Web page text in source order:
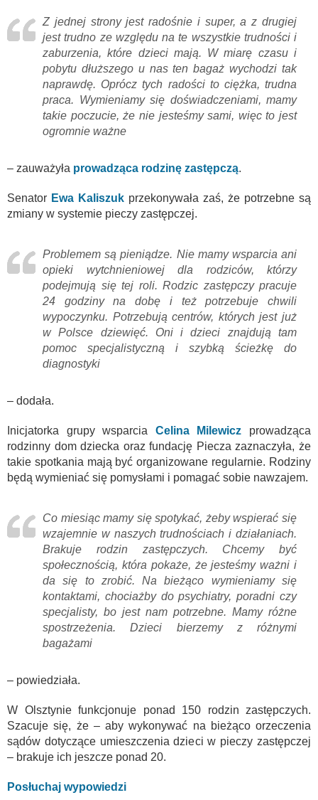
Z jednej strony jest radośnie i super, a z drugiej
jest trudno ze względu na te wszystkie trudności i
zaburzenia, które dzieci mają. W miarę czasu i
pobytu dłuższego u nas ten bagaż wychodzi tak
naprawdę. Oprócz tych radości to ciężka, trudna
praca. Wymieniamy się doświadczeniami, mamy
takie poczucie, że nie jesteśmy sami, więc to jest
ogromnie ważne
– zauważyła prowadząca rodzinę zastępczą.
Senator Ewa Kaliszuk przekonywała zaś, że potrzebne są
zmiany w systemie pieczy zastępczej.
Problemem są pieniądze. Nie mamy wsparcia ani
opieki wytchnieniowej dla rodziców, którzy
podejmują się tej roli. Rodzic zastępczy pracuje
24 godziny na dobę i też potrzebuje chwili
wypoczynku. Potrzebują centrów, których jest już
w Polsce dziewięć. Oni i dzieci znajdują tam
pomoc specjalistyczną i szybką ścieżkę do
diagnostyki
– dodała.
Inicjatorka grupy wsparcia Celina Milewicz prowadząca
rodzinny dom dziecka oraz fundację Piecza zaznaczyła, że
takie spotkania mają być organizowane regularnie. Rodziny
będą wymieniać się pomysłami i pomagać sobie nawzajem.
Co miesiąc mamy się spotykać, żeby wspierać się
wzajemnie w naszych trudnościach i działaniach.
Brakuje rodzin zastępczych. Chcemy być
społecznością, która pokaże, że jesteśmy ważni i
da się to zrobić. Na bieżąco wymieniamy się
kontaktami, chociażby do psychiatry, poradni czy
specjalisty, bo jest nam potrzebne. Mamy różne
spostrzeżenia. Dzieci bierzemy z różnymi
bagażami
– powiedziała.
W Olsztynie funkcjonuje ponad 150 rodzin zastępczych.
Szacuje się, że – aby wykonywać na bieżąco orzeczenia
sądów dotyczące umieszczenia dzieci w pieczy zastępczej
– brakuje ich jeszcze ponad 20.
Posłuchaj wypowiedzi